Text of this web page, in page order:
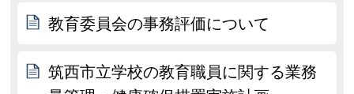
教育委員会の事務評価について
筑西市立学校の教育職員に関する業務